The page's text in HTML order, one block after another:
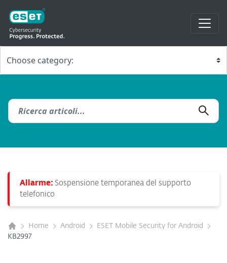
Allarme: Sospensione temporanea del supporto
telefonico
Home Android
ESET Mobile Security for Android
KB2997